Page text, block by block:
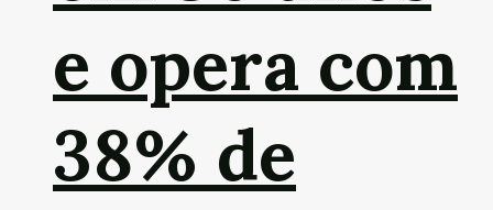
e opera com
38% de